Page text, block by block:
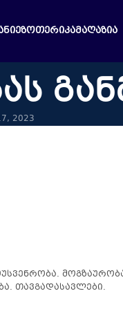
ᲔᲖᲝᲗᲔᲠᲘᲙᲐᲛᲐᲦᲐᲖᲘᲐ
2023
თავგადასავლები.